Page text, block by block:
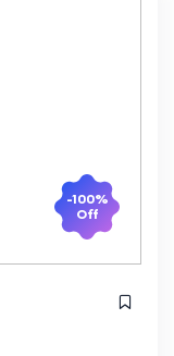
-100%
Off